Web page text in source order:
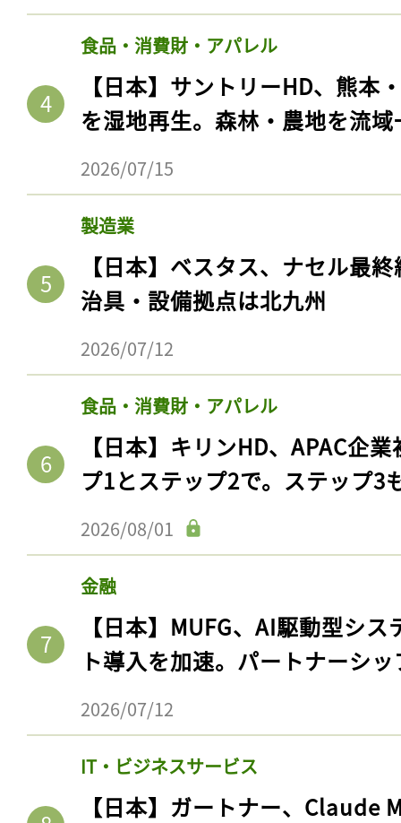
食品・消費財・アパレル
【日本】サントリーHD、熊本
を湿地再生。森林・農地を流
2026/07/15
製造業
【日本】ベスタス、ナセル最
治具・設備拠点は北九州
2026/07/12
食品・消費財・アパレル
【日本】キリンHD、APAC企
プ1とステップ2で。ステップ3
2026/08/01
金融
【日本】MUFG、AI駆動型シ
ト導入を加速。パートナーシ
2026/07/12
IT・ビジネスサービス
【日本】ガートナー、Claude